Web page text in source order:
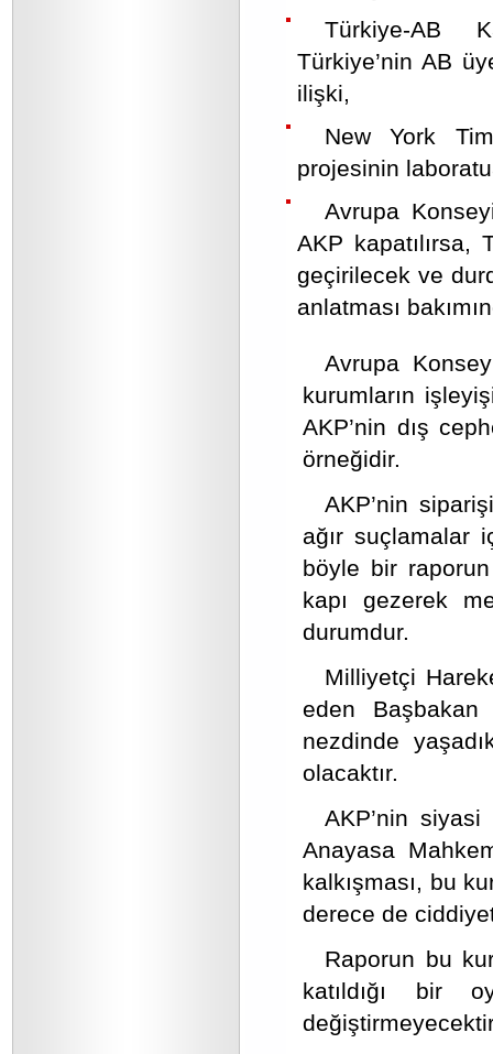
Türkiye-AB
Türkiye’nin AB
ilişki,
New York
projesinin
Avrupa
AKP
geçirilecek ve
anlatması
Avrupa
kurumların
AKP’nin dış
örneğidir.
AKP’nin
ağır suçlamalar
böyle bir
kapı gezerek
durumdur.
Milliyetçi
eden Başbakan
nezdinde
olacaktır.
AKP’nin
Anayasa
kalkışması, bu
derece de
Raporun bu
katıldığı bir